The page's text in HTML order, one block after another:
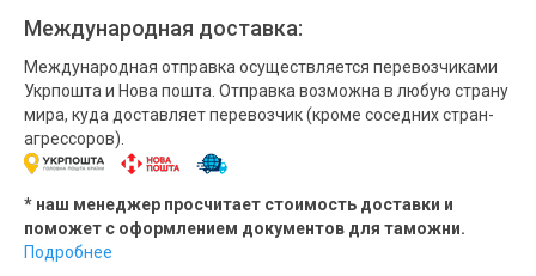
Международная доставка:
Международная отправка осуществляется перевозчиками
Укрпошта и Нова пошта. Отправка возможна в любую страну
мира, куда доставляет перевозчик (кроме соседних стран-
агрессоров).
* наш менеджер просчитает стоимость доставки и
поможет с оформлением документов для таможни.
Подробнее